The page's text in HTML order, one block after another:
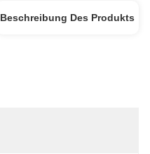
Beschreibung Des Produkts